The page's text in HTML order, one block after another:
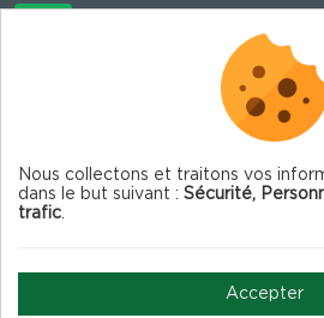
La mairie est sur illiwap !
Nous collectons et traitons vos
dans le but suivant : Sécurité,
trafic.
Accepter